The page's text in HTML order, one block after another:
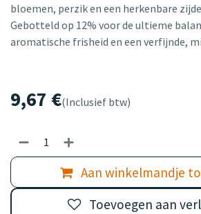
bloemen, perzik en een herkenbare
Gebotteld op 12% voor de ultieme
aromatische frisheid en een verfijnde,
9,67 €(Inclusief btw)
Aan winkelmandje
Toevoegen aan